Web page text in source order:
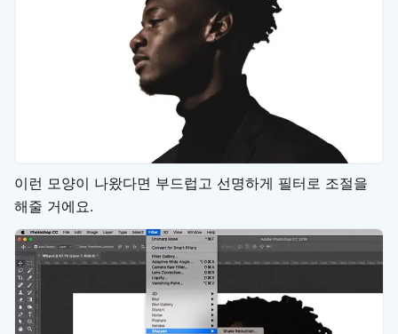
이런 모양이 나왔다면 부드럽고 선명하게 필터로 조절을
해줄 거에요.